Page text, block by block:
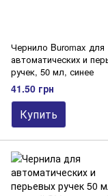
Чернило Buromax для
автоматических и
ручек, 50 мл, синее
41.50 грн
Купить